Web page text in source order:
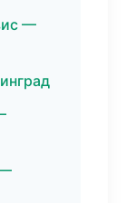
—
—